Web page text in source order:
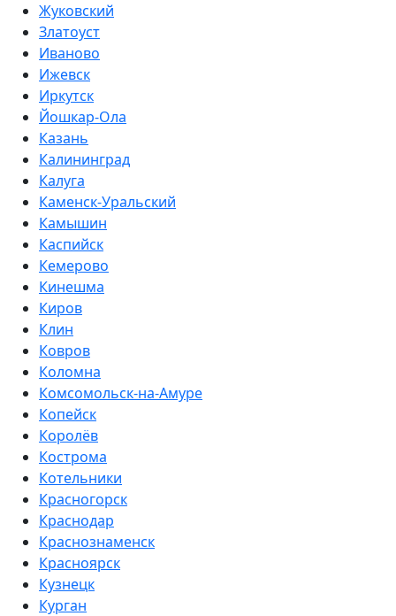
Жуковский
Златоуст
Иваново
Ижевск
Иркутск
Йошкар-Ола
Казань
Калининград
Калуга
Каменск-Уральский
Камышин
Каспийск
Кемерово
Кинешма
Киров
Клин
Ковров
Коломна
Комсомольск-на-Амуре
Копейск
Королёв
Кострома
Котельники
Красногорск
Краснодар
Краснознаменск
Красноярск
Кузнецк
Курган